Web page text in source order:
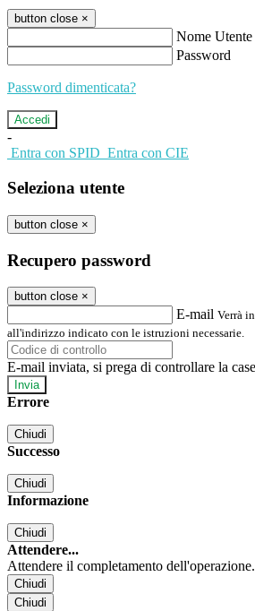
button close ×
Nome Utente
Password
Password dimenticata?
-
Entra con SPID Entra con CIE
Seleziona utente
button close ×
Recupero password
button close ×
E-mail Verrà
all'indirizzo indicato con le istruzioni necessarie.
E-mail inviata, si prega di controllare la
Errore
Chiudi
Successo
Chiudi
Informazione
Chiudi
Attendere...
Attendere il completamento
Chiudi
Chiudi